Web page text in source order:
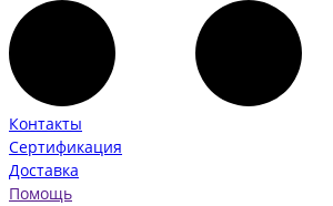
Контакты
Сертификация
Доставка
Помощь